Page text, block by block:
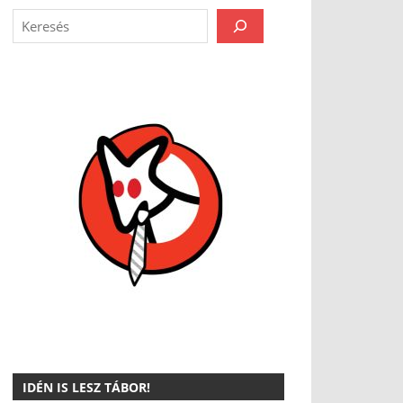
IDÉN IS LESZ TÁBOR!